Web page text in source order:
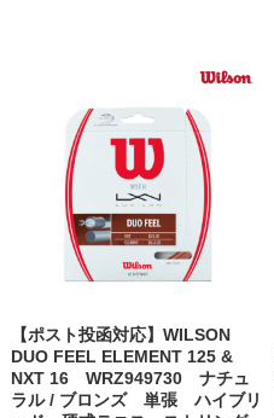
【ポスト投函対応】WILSON
DUO FEEL ELEMENT 125 &
NXT 16 WRZ949730 ナチュ
ラル / ブロンズ 単張 ハイブリ